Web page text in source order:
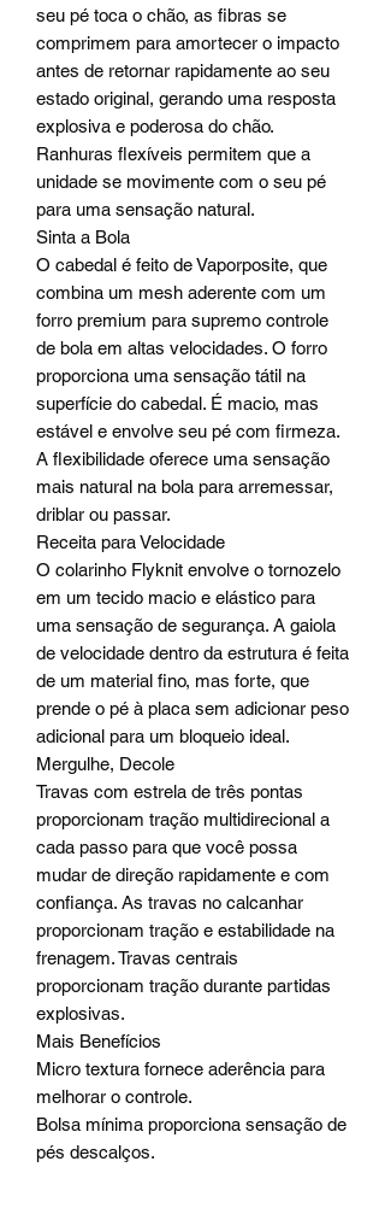
seu pé toca o chão, as fibras se
comprimem para amortecer o impacto
antes de retornar rapidamente ao seu
estado original, gerando uma resposta
explosiva e poderosa do chão.
Ranhuras flexíveis permitem que a
unidade se movimente com o seu pé
para uma sensação natural.
Sinta a Bola
O cabedal é feito de Vaporposite, que
combina um mesh aderente com um
forro premium para supremo controle
de bola em altas velocidades. O forro
proporciona uma sensação tátil na
superfície do cabedal. É macio, mas
estável e envolve seu pé com firmeza.
A flexibilidade oferece uma sensação
mais natural na bola para arremessar,
driblar ou passar.
Receita para Velocidade
O colarinho Flyknit envolve o tornozelo
em um tecido macio e elástico para
uma sensação de segurança. A gaiola
de velocidade dentro da estrutura é feita
de um material fino, mas forte, que
prende o pé à placa sem adicionar peso
adicional para um bloqueio ideal.
Mergulhe, Decole
Travas com estrela de três pontas
proporcionam tração multidirecional a
cada passo para que você possa
mudar de direção rapidamente e com
confiança. As travas no calcanhar
proporcionam tração e estabilidade na
frenagem. Travas centrais
proporcionam tração durante partidas
explosivas.
Mais Benefícios
Micro textura fornece aderência para
melhorar o controle.
Bolsa mínima proporciona sensação de
pés descalços.